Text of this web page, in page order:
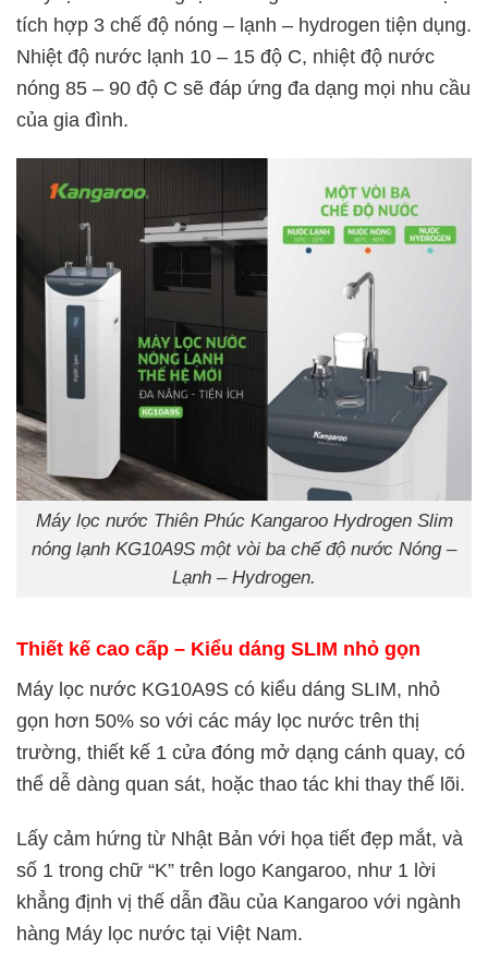
tích hợp 3 chế độ nóng – lạnh – hydrogen tiện dụng.
Nhiệt độ nước lạnh 10 – 15 độ C, nhiệt độ nước
nóng 85 – 90 độ C sẽ đáp ứng đa dạng mọi nhu cầu
của gia đình.
Máy lọc nước Thiên Phúc Kangaroo Hydrogen Slim
nóng lạnh KG10A9S một vòi ba chế độ nước Nóng –
Lạnh – Hydrogen.
Thiết kế cao cấp – Kiểu dáng SLIM nhỏ gọn
Máy lọc nước KG10A9S có kiểu dáng SLIM, nhỏ
gọn hơn 50% so với các máy lọc nước trên thị
trường, thiết kế 1 cửa đóng mở dạng cánh quay, có
thể dễ dàng quan sát, hoặc thao tác khi thay thế lõi.
Lấy cảm hứng từ Nhật Bản với họa tiết đẹp mắt, và
số 1 trong chữ “K” trên logo Kangaroo, như 1 lời
khẳng định vị thế dẫn đầu của Kangaroo với ngành
hàng Máy lọc nước tại Việt Nam.